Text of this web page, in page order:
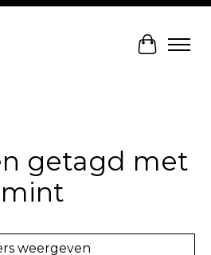
getagd met
mint
weergeven